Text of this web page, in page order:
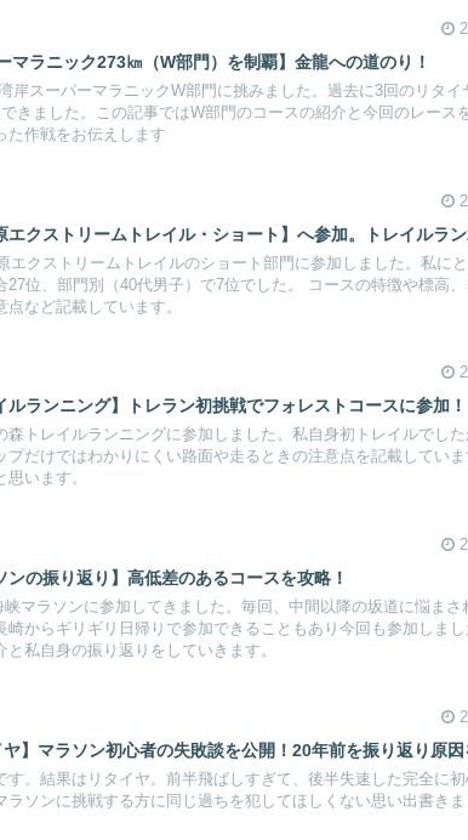
マラニック273㎞（W部門）を制覇】金龍への道のり！
岸スーパーマラニックW部門に挑みました。過去に3回のリタイ
きました。この記事ではW部門のコースの紹介と今回のレース
た作戦をお伝えします
エクストリームトレイル・ショート】へ参加。トレイルラン
エクストリームトレイルのショート部門に参加しました。私に
27位、部門別（40代男子）で7位でした。 コースの特徴や標高
など記載しています。
ルランニング】トレラン初挑戦でフォレストコースに参加！
森トレイルランニングに参加しました。私自身初トレイルでし
プだけではわかりにくい路面や走るときの注意点を記載していま
います。
ンの振り返り】高低差のあるコースを攻略！
マラソンに参加してきました。毎回、中間以降の坂道に悩まさ
崎からギリギリ日帰りで参加できることもあり今回も参加しま
私自身の振り返りをしていきます。
ヤ】マラソン初心者の失敗談を公開！20年前を振り返り原
す。結果はリタイヤ。前半飛ばしすぎて、後半失速した完全に初
ラソンに挑戦する方に同じ過ちを犯してほしくない思い出書きま